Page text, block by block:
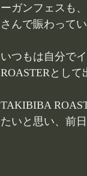
ーガンフェスも
さんで賑わってい
いつもは自分で
ROASTERとして
TAKIBIBA
たいと思い、前